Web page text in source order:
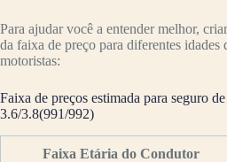
Para ajudar você a entender melhor,
da faixa de preço para diferentes
motoristas:
Faixa de preços estimada para seguro
3.6/3.8(991/992)
Faixa Etária do Condutor